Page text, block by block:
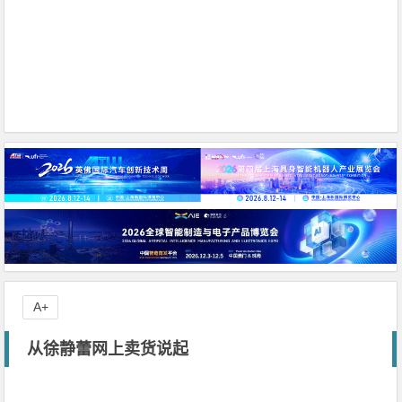
从徐静蕾网上卖货说起
A+